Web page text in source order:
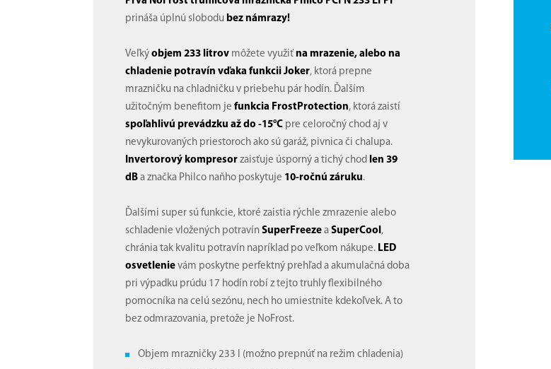
prináša úplnú slobodubez námrazy!
Veľkýobjem 233 litrov môžete využiťna mrazenie, alebo na
chladenie potravín vďaka funkcii Joker, ktorá prepne
mrazničku na chladničku v priebehu pár hodín. Ďalším
užitočným benefitom jefunkcia FrostProtection, ktorá zaistí
spoľahlivú prevádzku až do -15°C pre celoročný chod aj v
nevykurovaných priestoroch ako sú garáž, pivnica či chalupa.
Invertorový kompresor zaisťuje úsporný a tichý chod len 39
dB a značka Philco naňho poskytuje 10-ročnú záruku.
Ďalšími super sú funkcie, ktoré zaistia rýchle zmrazenie alebo
schladenie vložených potravínSuperFreeze aSuperCool,
chránia tak kvalitu potravín napríklad po veľkom nákupe. LED
osvetlenie vám poskytne perfektný prehľad a akumulačná doba
pri výpadku prúdu 17 hodín robí z tejto truhly flexibilného
pomocníka na celú sezónu, nech ho umiestnite kdekoľvek. A to
bez odmrazovania, pretože je NoFrost.
Objem mrazničky 233 l (možno prepnúť na režim chladenia)